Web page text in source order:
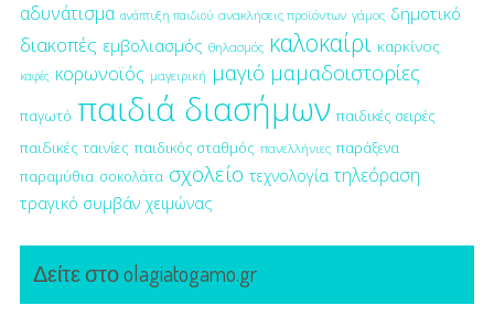
αδυνάτισμα ανάπτυξη παιδιού ανακλήσεις προϊόντων γάμος δημοτικό
διακοπές εμβολιασμός θηλασμός καλοκαίρι καρκίνος
καφές κορωνοϊός μαγειρική μαγιό μαμαδοιστορίες
παγωτό παιδιά διασήμων παιδικές σειρές
παιδικές ταινίες παιδικός σταθμός πανελλήνιες παράξενα
παραμύθια σοκολάτα σχολείο τεχνολογία τηλεόραση
τραγικό συμβάν χειμώνας
Δείτε στο olagiatogamo.gr